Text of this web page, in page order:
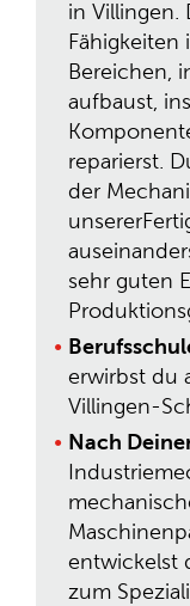
in Villingen.
Bereichen,
aufbaust,
reparierst.
der
sehr guten
erwirbst du
Villingen-
Nach
entwickelst
zum